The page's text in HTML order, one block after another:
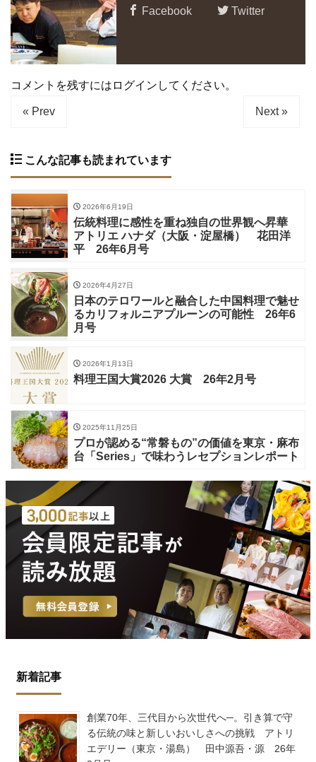
Facebook Twitter
コメントを残すにはログインしてください。
« Prev Next »
こんな記事も読まれています
2026年6月19日
伝統料理に感性を重ね独自の世界観へ昇華
アトリエ ハナダ（大阪・淀屋橋） 花田洋
平 26年6月号
2026年4月27日
日本のテロワールと融合した中国料理で魅せ
るカリフォルニアプルーンの可能性 26年6
月号
2026年1月13日
料理王国大賞2026 大賞 26年2月号
2025年11月25日
プロが認める“常磐もの”の価値を東京・麻布
台「Series」で味わうレセプションレポート
新着記事
創業70年、三代目から次世代へ─。引き算で守
る伝統の味と新しいおいしさへの挑戦 アトリ
エデリー（東京・湯島） 田中源吾・源 26年